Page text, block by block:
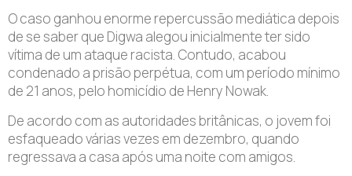
O caso ganhou enorme repercussão mediática depois
de se saber que Digwa alegou inicialmente ter sido
vítima de um ataque racista. Contudo, acabou
condenado a prisão perpétua, com um período mínimo
de 21 anos, pelo homicídio de Henry Nowak.
De acordo com as autoridades britânicas, o jovem foi
esfaqueado várias vezes em dezembro, quando
regressava a casa após uma noite com amigos.